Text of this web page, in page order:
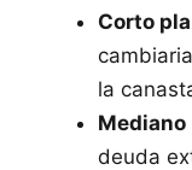
Corto
la
Mediano
deuda